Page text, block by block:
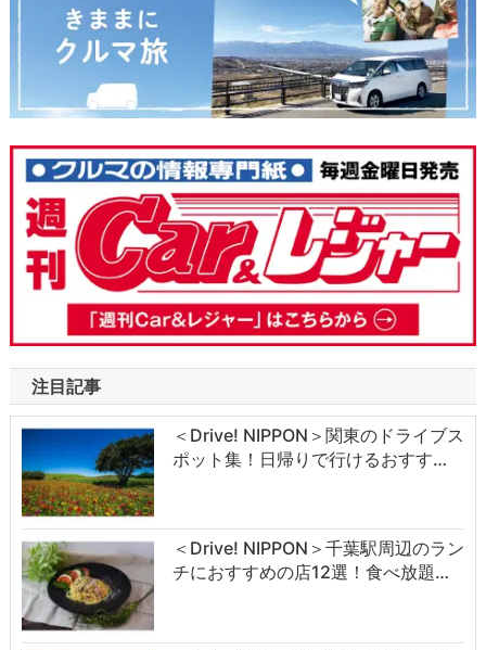
注目記事
＜Drive! NIPPON＞関東のドライブス
ポット集！日帰りで行けるおすす…
＜Drive! NIPPON＞千葉駅周辺のラン
チにおすすめの店12選！食べ放題…